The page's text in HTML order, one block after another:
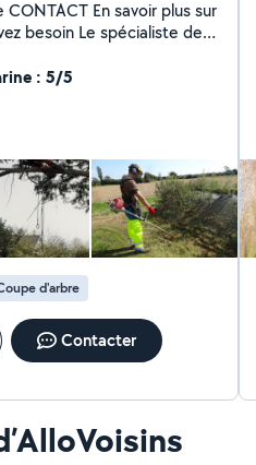
En savoir plus sur
besoin Le spécialiste de
Auffray Élagage
aux particuliers et
et l'entretien
effectuons la taille de
de vos jardin,le
de pelouse, ect... Angelo
en 2011. Il tient très
client soit satisfait dans
sérieuse, dynamique et
à Laval et alentours
: 5/5
d'arbre
Contacter